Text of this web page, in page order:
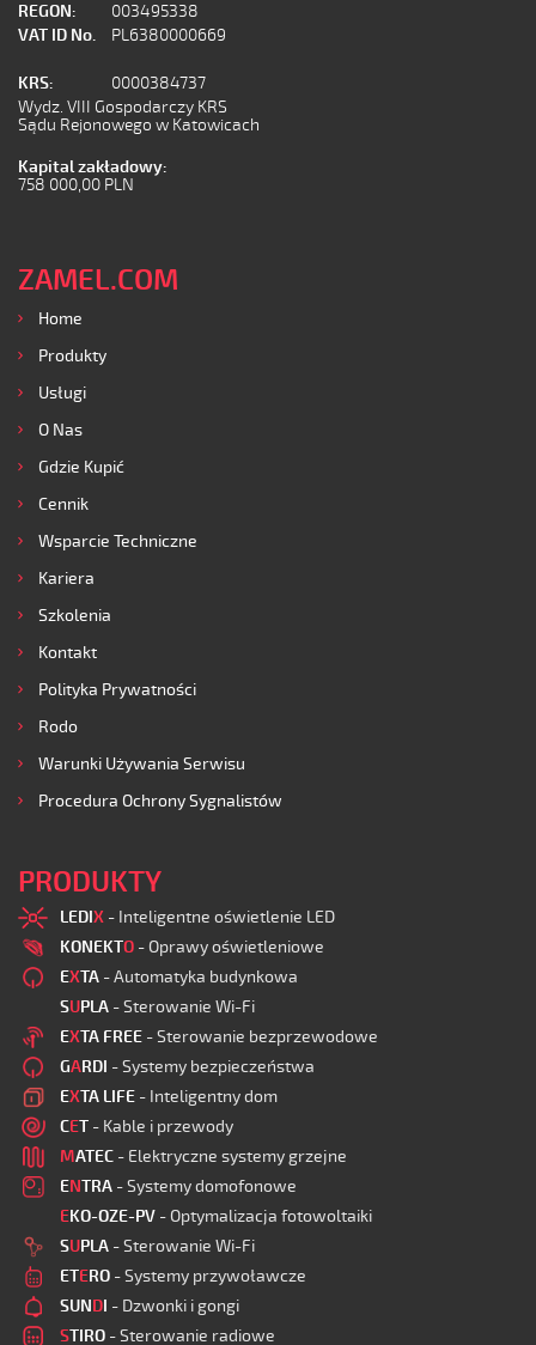
REGON:
003495338
VAT ID No.
PL6380000669
KRS:
0000384737
Wydz. VIII Gospodarczy KRS
Sądu Rejonowego w Katowicach
Kapital zakładowy:
758 000,00 PLN
ZAMEL.COM
Home
Produkty
Usługi
O Nas
Gdzie Kupić
Cennik
Wsparcie Techniczne
Kariera
Szkolenia
Kontakt
Polityka Prywatności
Rodo
Warunki Używania Serwisu
Procedura Ochrony Sygnalistów
PRODUKTY
LEDIX - Inteligentne oświetlenie LED
KONEKTO - Oprawy oświetleniowe
EXTA - Automatyka budynkowa
SUPLA - Sterowanie Wi-Fi
EXTA FREE - Sterowanie bezprzewodowe
GARDI - Systemy bezpieczeństwa
EXTA LIFE - Inteligentny dom
CET - Kable i przewody
MATEC - Elektryczne systemy grzejne
ENTRA - Systemy domofonowe
EKO-OZE-PV - Optymalizacja fotowoltaiki
SUPLA - Sterowanie Wi-Fi
ETERO - Systemy przywoławcze
SUNDI - Dzwonki i gongi
STIRO - Sterowanie radiowe